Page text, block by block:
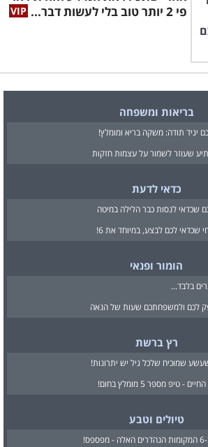
פי 2 יותר טוב בלי לעשות דבר...
בריאות ומשפחה
יגיד תודה: משקה בריא ומומלץ!
שעוזר לשמור על עצמות חזקות
כדאי לדעת
הומור ופנאי
בלבד...
לכם ולמשפחתכם שעות של הנאה
רץ ברשת
טיולים וטבע